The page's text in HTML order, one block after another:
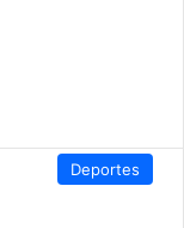
Deportes